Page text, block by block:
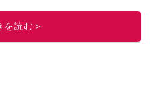
のイチオシストの他の記事を読む
を読む＞